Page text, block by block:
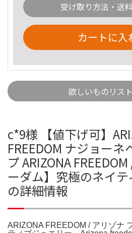
受け取り方法・送
カートに入
欲しいものリス
c*9様 【値下げ可】
FREEDOM ナジョーネ
プ ARIZONA
ーダム】究極のネイ
の詳細情報
ARIZONA FREEDOM / アリゾナ